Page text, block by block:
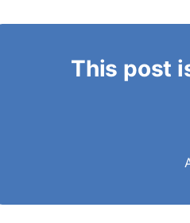
This post